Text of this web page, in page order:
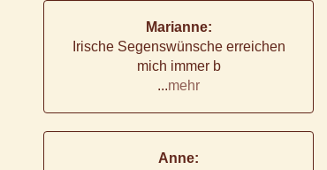
Marianne:
Irische Segenswünsche erreichen
mich immer b
...mehr
Anne: